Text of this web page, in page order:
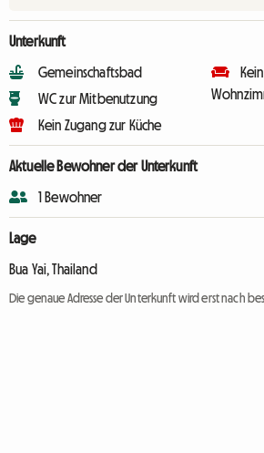
Unterkunft
Gemeinschaftsbad
WC zur Mitbenutzung
Kein Zugang zur Küche
Aktuelle Bewohner der Unterkunft
1 Bewohner
Lage
Bua Yai, Thailand
Die genaue Adresse der Unterkunft wird erst nach